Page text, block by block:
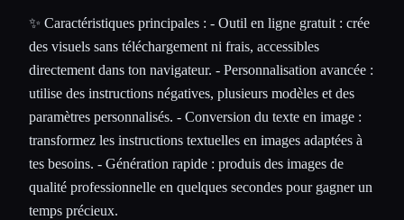
✨ Caractéristiques principales : - Outil en ligne gratuit : crée
des visuels sans téléchargement ni frais, accessibles
directement dans ton navigateur. - Personnalisation avancée :
utilise des instructions négatives, plusieurs modèles et des
paramètres personnalisés. - Conversion du texte en image :
transformez les instructions textuelles en images adaptées à
tes besoins. - Génération rapide : produis des images de
qualité professionnelle en quelques secondes pour gagner un
temps précieux.